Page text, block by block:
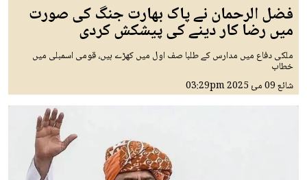
فضل الرحمان نے پاک بھارت جنگ کی صورت
میں رضا کار دینے کی پیشکش کردی
ملکی دفاع میں مدارس کے طلبا صف اول میں کھڑے ہیں، قومی اسمبلی میں
خطاب
شائع09 مئ 2025 03:29pm